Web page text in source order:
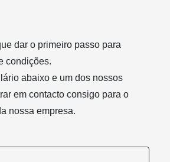
dar o primeiro passo para
condições.
abaixo e um dos nossos
em contacto consigo para o
nossa empresa.